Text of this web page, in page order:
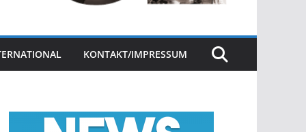
KONTAKT/IMPRESSUM